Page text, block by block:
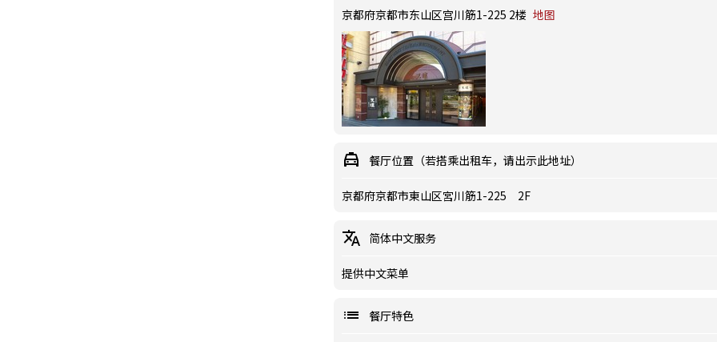
京都府京都市东山区宫川筋1-225 2楼 地图
餐厅位置（若搭乘出租车，请出示此地址）
京都府京都市東山区宮川筋1-225 2F
简体中文服务
提供中文菜单
餐厅特色